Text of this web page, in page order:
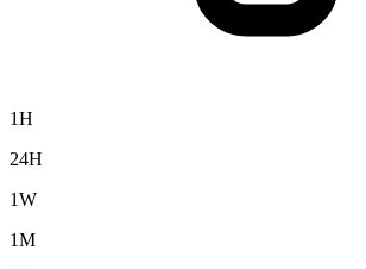
1H
24H
1W
1M